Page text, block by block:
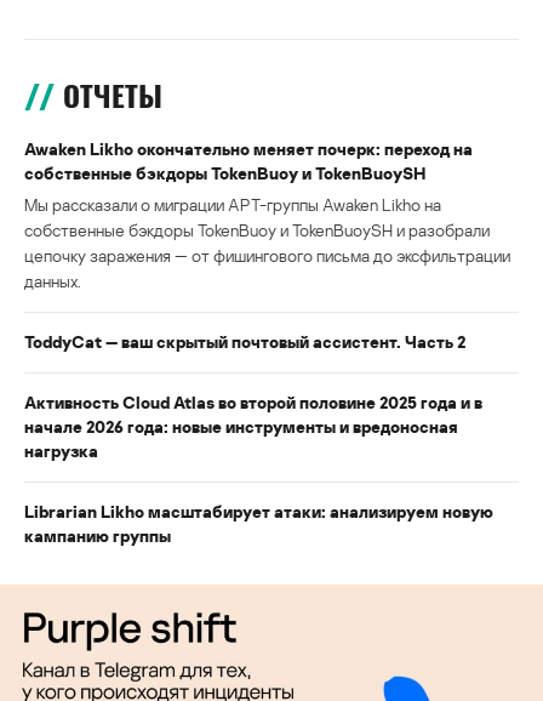
ОТЧЕТЫ
Awaken Likho окончательно меняет почерк: переход на
собственные бэкдоры TokenBuoy и TokenBuoySH
Мы рассказали о миграции APT-группы Awaken Likho на
собственные бэкдоры TokenBuoy и TokenBuoySH и разобрали
цепочку заражения — от фишингового письма до эксфильтрации
данных.
ToddyCat — ваш скрытый почтовый ассистент. Часть 2
Активность Cloud Atlas во второй половине 2025 года и в
начале 2026 года: новые инструменты и вредоносная
нагрузка
Librarian Likho масштабирует атаки: анализируем новую
кампанию группы